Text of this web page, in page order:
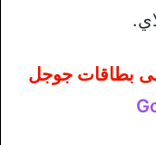
بطاقات جوجل